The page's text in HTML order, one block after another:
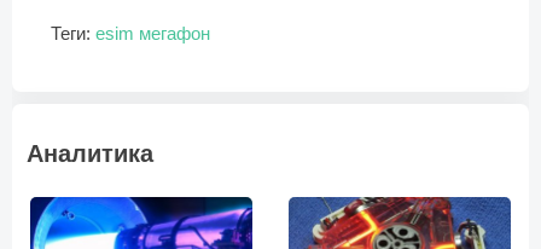
Теги: esim мегафон
Аналитика